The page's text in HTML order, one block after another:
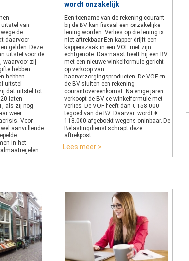
uitstel van
de
daarvoor
gelden. Deze
uitstel voor de
waarvoor zij
hebben
hebben
uitstel
dat uitstel tot
laten
als zij nog
weer
Voor
aanvullende
in het
wordt onzakelijk
Een toename van de rekening courant
bij de BV kan fiscaal een onzakelijke
lening worden. Verlies op die lening is
niet aftrekbaar.Een kapper drijft een
kapperszaak in een VOF met zijn
echtgenote. Daarnaast heeft hij een BV
met een nieuwe winkelformule gericht
op verkoop van
haarverzorgingsproducten. De VOF en
de BV sluiten een rekening
courantovereenkomst. Na enige jaren
verkoopt de BV de winkelformule met
verlies. De VOF heeft dan € 158.000
tegoed van de BV. Daarvan wordt €
118.000 afgeboekt wegens oninbaar. De
Belastingdienst schrapt deze
aftrekpost.
Lees meer >